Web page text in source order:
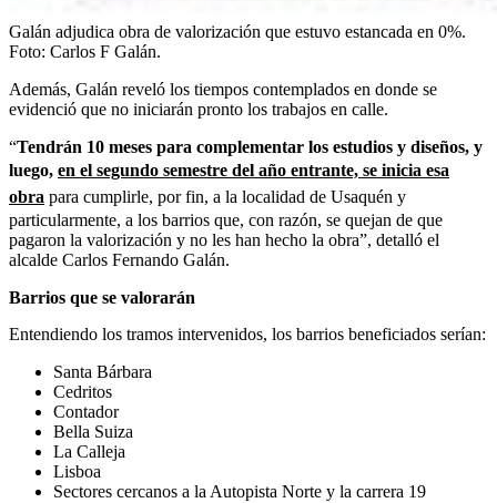
Galán adjudica obra de valorización que estuvo estancada en 0%.
Foto: Carlos F Galán.
Además, Galán reveló los tiempos contemplados en donde se
evidenció que no iniciarán pronto los trabajos en calle.
“Tendrán 10 meses para complementar los estudios y diseños, y
luego, en el segundo semestre del año entrante, se inicia esa
obra para cumplirle, por fin, a la localidad de Usaquén y
particularmente, a los barrios que, con razón, se quejan de que
pagaron la valorización y no les han hecho la obra”, detalló el
alcalde Carlos Fernando Galán.
Barrios que se valorarán
Entendiendo los tramos intervenidos, los barrios beneficiados serían:
Santa Bárbara
Cedritos
Contador
Bella Suiza
La Calleja
Lisboa
Sectores cercanos a la Autopista Norte y la carrera 19